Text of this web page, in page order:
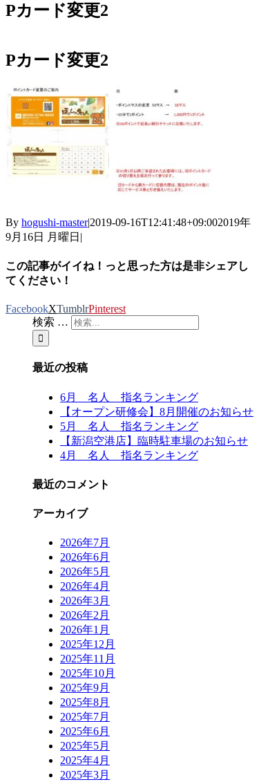
Pカード変更2
Pカード変更2
By hogushi-master|2019-09-16T12:41:48+09:002019年
9月16日 月曜日 |
この記事がイイね！っと思った方は是非シェアし
てください！
FacebookXTumblrPinterest
検索 …
最近の投稿
6月 名人 指名ランキング
【オープン研修会】8月開催のお知らせ
5月 名人 指名ランキング
【新潟空港店】臨時駐車場のお知らせ
4月 名人 指名ランキング
最近のコメント
アーカイブ
2026年7月
2026年6月
2026年5月
2026年4月
2026年3月
2026年2月
2026年1月
2025年12月
2025年11月
2025年10月
2025年9月
2025年8月
2025年7月
2025年6月
2025年5月
2025年4月
2025年3月